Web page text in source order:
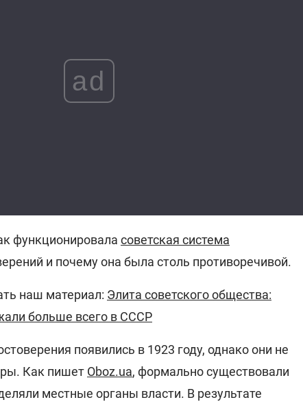
ad
функционировала советская система
и почему она была столь противоречивой.
наш материал: Элита советского общества:
больше всего в СССР
появились в 1923 году, однако они не
Как пишет Oboz.ua, формально существовали
местные органы власти. В результате